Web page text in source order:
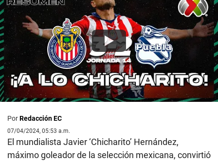
PorRedacción EC
07/04/2024, 05:53 a.m.
El mundialista Javier ‘Chicharito’ Hernández,
máximo goleador de la selección mexicana, convirtió